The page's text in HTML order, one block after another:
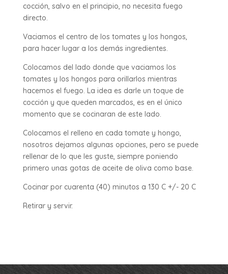
cocción, salvo en el principio, no necesita fuego
directo.
Vaciamos el centro de los tomates y los hongos,
para hacer lugar a los demás ingredientes.
Colocamos del lado donde que vaciamos los
tomates y los hongos para orillarlos mientras
hacemos el fuego. La idea es darle un toque de
cocción y que queden marcados, es en el único
momento que se cocinaran de este lado.
Colocamos el relleno en cada tomate y hongo,
nosotros dejamos algunas opciones, pero se puede
rellenar de lo que les guste, siempre poniendo
primero unas gotas de aceite de oliva como base.
Cocinar por cuarenta (40) minutos a 130 C +/- 20 C
Retirar y servir.